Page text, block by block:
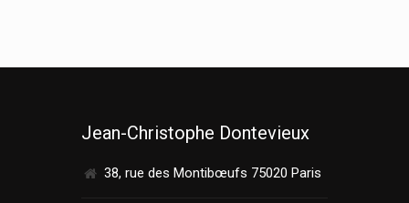
Jean-Christophe Dontevieux
38, rue des Montibœufs 75020 Paris